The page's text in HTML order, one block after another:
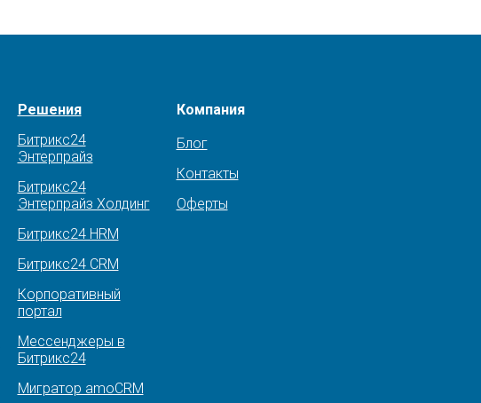
Решения
Битрикс24
Энтерпрайз
Битрикс24
Энтерпрайз Холдинг
Битрикс24 HRM
Битрикс24 CRM
Корпоративный
портал
Мессенджеры в
Битрикс24
Мигратор amoCRM
Компания
Блог
Контакты
Оферты